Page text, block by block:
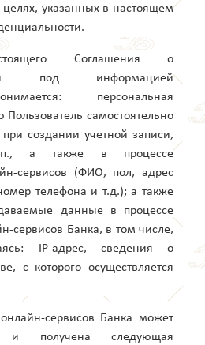
указанных в настоящем
Соглашения о
под информацией
персональная
самостоятельно
при создании учетной записи,
а также в процессе
сервисов (ФИО, пол, адрес
телефона и т.д.); а также
данные в процессе
сервисов Банка, в том числе,
IP-адрес, сведения о
с которого осуществляется
сервисов Банка может
и получена следующая